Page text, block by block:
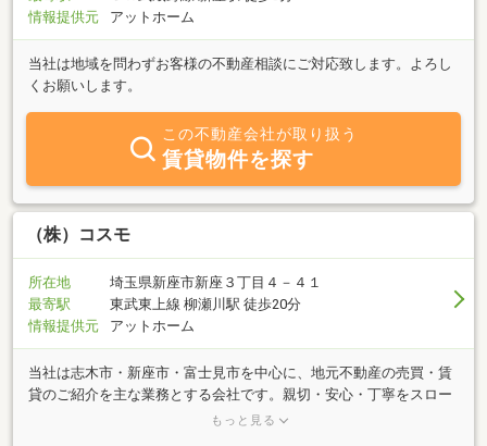
情報提供元
アットホーム
当社は地域を問わずお客様の不動産相談にご対応致します。よろし
くお願いします。
この不動産会社が取り扱う
賃貸物件を探す
（株）コスモ
所在地
埼玉県新座市新座３丁目４－４１
最寄駅
東武東上線 柳瀬川駅 徒歩20分
情報提供元
アットホーム
当社は志木市・新座市・富士見市を中心に、地元不動産の売買・賃
貸のご紹介を主な業務とする会社です。親切・安心・丁寧をスロー
ガンに地域に根づいた営業を心がけてます。当社は訪問・電話での
もっと見る